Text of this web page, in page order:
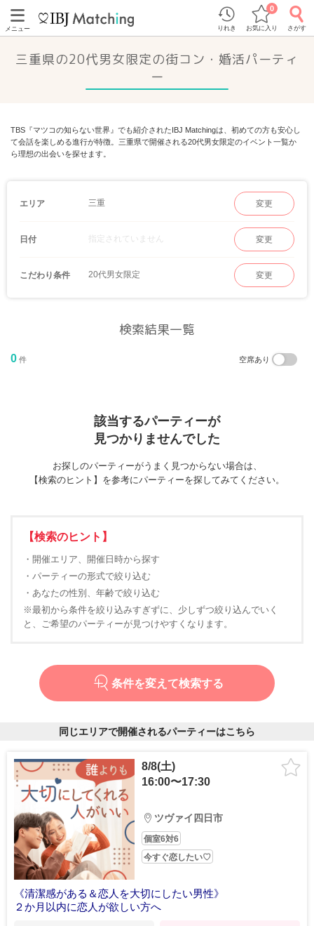
メニュー りれき お気に入り
0
さがす
三重県の20代男女限定の街コン・婚活パーティ
ー
TBS『マツコの知らない世界』でも紹介されたIBJ Matchingは、初めての方も安心し
て会話を楽しめる進行が特徴。三重県で開催される20代男女限定のイベント一覧か
ら理想の出会いを探せます。
エリア 三重 変更
日付 指定されていません 変更
こだわり条件 20代男女限定 変更
検索結果一覧
0 件 空席あり
該当するパーティーが
見つかりませんでした
お探しのパーティーがうまく見つからない場合は、
【検索のヒント】を参考にパーティーを探してみてください。
【検索のヒント】
・開催エリア、開催日時から探す
・パーティーの形式で絞り込む
・あなたの性別、年齢で絞り込む
※最初から条件を絞り込みすぎずに、少しずつ絞り込んでいく
と、ご希望のパーティーが見つけやすくなります。
条件を変えて検索する
同じエリアで開催されるパーティーはこちら
8/8(土)
16:00〜17:30
ツヴァイ四日市
個室6対6
今すぐ恋したい♡
《清潔感がある＆恋人を大切にしたい男性》
２か月以内に恋人が欲しい方へ